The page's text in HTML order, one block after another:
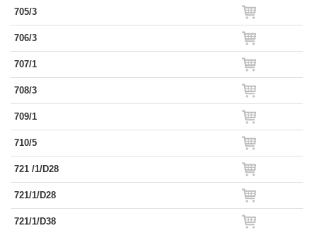
705/3
706/3
707/1
708/3
709/1
710/5
721 /1/D28
721/1/D28
721/1/D38